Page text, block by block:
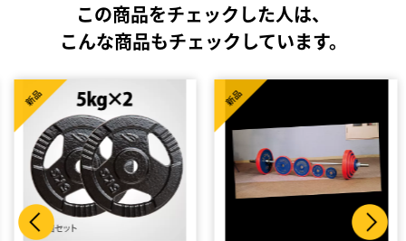
この商品をチェックした人は、
こんな商品もチェックしています。
新品 新品